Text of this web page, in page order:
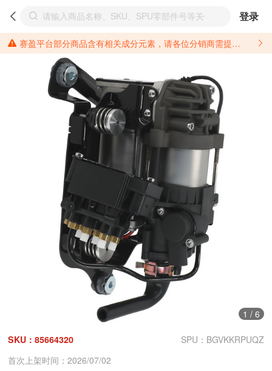
登录
赛盈平台部分商品含有相关成分元素，请各位分销商需提前了解产品材质情况，并针对其做好相关的风险把控，以免造成不必要的损失。 *美国加州65法案进一步规定了对于仅包含致癌物质，仅包含致生殖毒性物质，同时包含致癌物质和致生殖毒性物质，亦或是包含某一物质即为致癌物质又为致生殖毒性物质的产品的警示标语要求。 *新法案提供的警示标语修订并不是强制实施的，其只是避免昂贵诉讼的一种有效的方法。只要企业在保证其使用的另外的警示标语是“清晰和合理”并符合加州65法案要求的，那也是可以被接受的。*请充分了解第三方销售平台对商品上架规要求，并根据对应平台规则调整相关商品信息后进行上架，以免造成您不必要损失。 汽配产品上架注意事项： 不同第三方平台对于适配车型等信息的填写要求各有不同。例如：亚马逊明确禁止在产品标题、卖点和描述中直接使用适配车型的年份、品牌和型号信息；请您仔细研究并熟悉所销售平台关于汽配产品上架销售的具体规则，如果因上架的汽配产品信息填写不符合所销售平台要求，产生违规/侵权等问题所造成的损失需您自行承担。
1 / 6
SKU：85664320
SPU：BGVKKRPUQZ
首次上架时间：2026/07/02